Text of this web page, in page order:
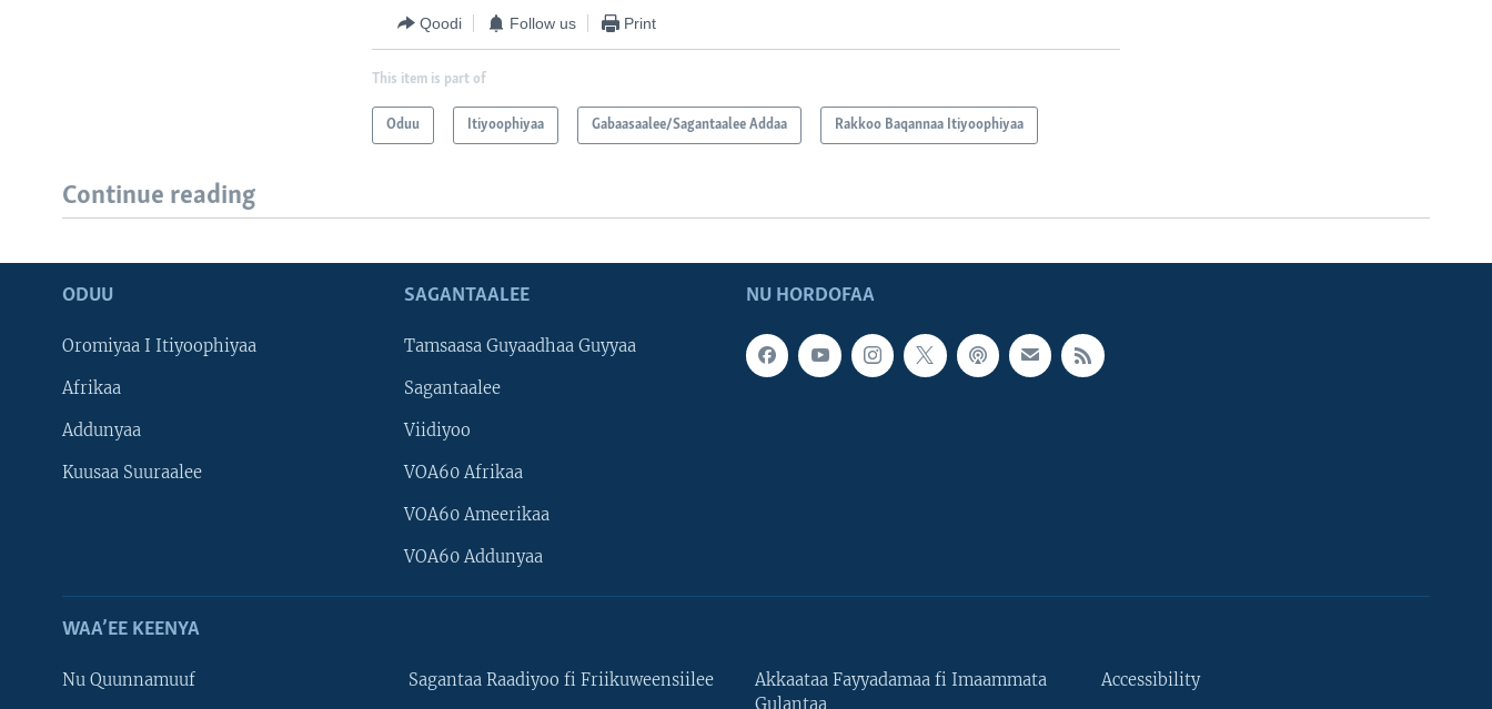
Qoodi Follow us Print
This item is part of
Oduu Itiyoophiyaa Gabaasaalee/Sagantaalee Addaa Rakkoo Baqannaa Itiyoophiyaa
Continue reading
NU HORDOFAA
ODUU
Oromiyaa I Itiyoophiyaa
Afrikaa
Addunyaa
Kuusaa Suuraalee
SAGANTAALEE
Tamsaasa Guyaadhaa Guyyaa
Sagantaalee
Viidiyoo
VOA60 Afrikaa
VOA60 Ameerikaa
VOA60 Addunyaa
WAA’EE KEENYA
Nu Quunnamuuf Sagantaa Raadiyoo fi Friikuweensiilee
Akkaataa Fayyadamaa fi Imaammata
Gulantaa
Accessibility